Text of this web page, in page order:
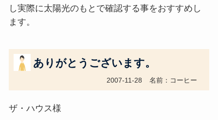
し実際に太陽光のもとで確認する事をおすすめし
ます。
ありがとうございます。
2007-11-28 名前：コーヒー
ザ・ハウス様